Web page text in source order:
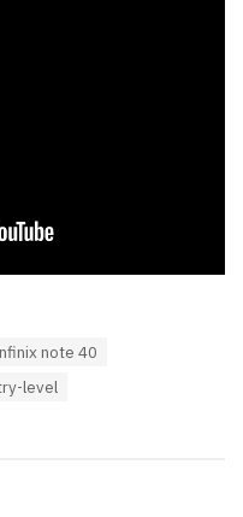
note 40
level